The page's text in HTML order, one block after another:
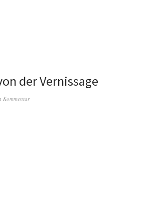
der Vernissage
Kommentar